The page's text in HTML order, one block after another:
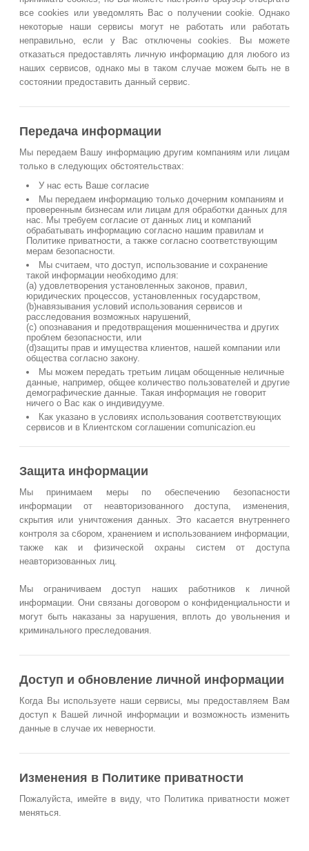
все cookies или уведомлять Вас о получении cookie. Однако
некоторые наши сервисы могут не работать или работать
неправильно, если у Вас отключены cookies. Вы можете
отказаться предоставлять личную информацию для любого из
наших сервисов, однако мы в таком случае можем быть не в
состоянии предоставить данный сервис.
Передача информации
Мы передаем Вашу информацию другим компаниям или лицам
только в следующих обстоятельствах:
У нас есть Ваше согласие
Мы передаем информацию только дочерним компаниям и
проверенным бизнесам или лицам для обработки данных для
нас. Мы требуем согласие от данных лиц и компаний
обрабатывать информацию согласно нашим правилам и
Политике приватности, а также согласно соответствующим
мерам безопасности.
Мы считаем, что доступ, использование и сохранение
такой информации необходимо для:
(a) удовлетворения установленных законов, правил,
юридических процессов, установленных государством,
(b)навязывания условий использования сервисов и
расследования возможных нарушений,
(c) опознавания и предотвращения мошенничества и других
проблем безопасности, или
(d)защиты прав и имущества клиентов, нашей компании или
общества согласно закону.
Мы можем передать третьим лицам обощенные неличные
данные, например, общее количество пользователей и другие
демографические данные. Такая информация не говорит
ничего о Вас как о индивидууме.
Как указано в условиях использования соответствующих
сервисов и в Клиентском соглашении comunicazion.eu
Защита информации
Мы принимаем меры по обеспечению безопасности
информации от неавторизованного доступа, изменения,
скрытия или уничтожения данных. Это касается внутреннего
контроля за сбором, хранением и использованием информации,
также как и физической охраны систем от доступа
неавторизованных лиц.
Мы ограничиваем доступ наших работников к личной
информации. Они связаны договором о конфиденциальности и
могут быть наказаны за нарушения, вплоть до увольнения и
криминального преследования.
Доступ и обновление личной информации
Когда Вы используете наши сервисы, мы предоставляем Вам
доступ к Вашей личной информации и возможность изменить
данные в случае их неверности.
Изменения в Политике приватности
Пожалуйста, имейте в виду, что Политика приватности может
меняться.